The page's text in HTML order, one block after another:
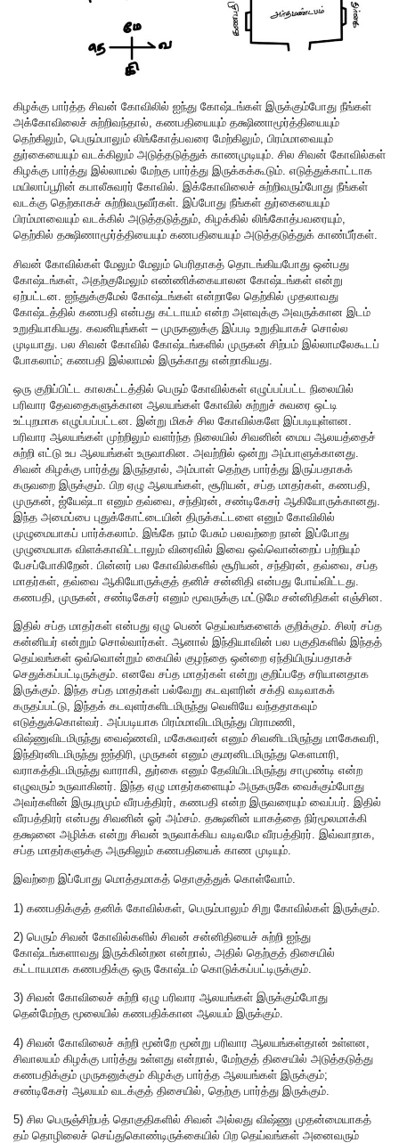
கிழக்கு பார்த்த சிவன் கோவிலில் ஐந்து கோஷ்டங்கள் இருக்கும்போது நீங்கள்
அக்கோவிலைச் சுற்றிவந்தால், கணபதியையும் தக்ஷிணாமூர்த்தியையும்
தெற்கிலும், பெரும்பாலும் லிங்கோத்பவரை மேற்கிலும், பிரம்மாவையும்
துர்கையையும் வடக்கிலும் அடுத்தடுத்துக் காணமுடியும். சில சிவன் கோவில்கள்
கிழக்கு பார்த்து இல்லாமல் மேற்கு பார்த்து இருக்கக்கூடும். எடுத்துக்காட்டாக
மயிலாப்பூரின் கபாலீசுவரர் கோவில். இக்கோவிலைச் சுற்றிவரும்போது நீங்கள்
வடக்கு தெற்காகச் சுற்றிவருவீர்கள். இப்போது நீங்கள் துர்கையையும்
பிரம்மாவையும் வடக்கில் அடுத்தடுத்தும், கிழக்கில் லிங்கோத்பவரையும்,
தெற்கில் தக்ஷிணாமூர்த்தியையும் கணபதியையும் அடுத்தடுத்துக் காண்பீர்கள்.
சிவன் கோவில்கள் மேலும் மேலும் பெரிதாகத் தொடங்கியபோது ஒன்பது
கோஷ்டங்கள், அதற்குமேலும் எண்ணிக்கையாலன கோஷ்டங்கள் என்று
ஏற்பட்டன. ஐந்துக்குமேல் கோஷ்டங்கள் என்றாலே தெற்கில் முதலாவது
கோஷ்டத்தில் கணபதி என்பது கட்டாயம் என்ற அளவுக்கு அவருக்கான இடம்
உறுதியாகியது. கவனியுங்கள் – முருகனுக்கு இப்படி உறுதியாகச் சொல்ல
முடியாது. பல சிவன் கோவில் கோஷ்டங்களில் முருகன் சிற்பம் இல்லாமலேகூடப்
போகலாம்; கணபதி இல்லாமல் இருக்காது என்றாகியது.
ஒரு குறிப்பிட்ட காலகட்டத்தில் பெரும் கோவில்கள் எழுப்பப்பட்ட நிலையில்
பரிவார தேவதைகளுக்கான ஆலயங்கள் கோவில் சுற்றுச் சுவரை ஒட்டி
உட்புறமாக எழுப்பப்பட்டன. இன்று மிகச் சில கோவில்களே இப்படியுள்ளன.
பரிவார ஆலயங்கள் முற்றிலும் வளர்ந்த நிலையில் சிவனின் மைய ஆலயத்தைச்
சுற்றி எட்டு உப ஆலயங்கள் உருவாகின. அவற்றில் ஒன்று அம்பாளுக்கானது.
சிவன் கிழக்கு பார்த்து இருந்தால், அம்பாள் தெற்கு பார்த்து இருப்பதாகக்
கருவறை இருக்கும். பிற ஏழு ஆலயங்கள், சூரியன், சப்த மாதர்கள், கணபதி,
முருகன், ஜ்யேஷ்டா எனும் தவ்வை, சந்திரன், சண்டிகேசர் ஆகியோருக்கானது.
இந்த அமைப்பை புதுக்கோட்டையின் திருக்கட்டளை எனும் கோவிலில்
முழுமையாகப் பார்க்கலாம். இங்கே நாம் பேசும் பலவற்றை நான் இப்போது
முழுமையாக விளக்காவிட்டாலும் விரைவில் இவை ஒவ்வொன்றைப் பற்றியும்
பேசப்போகிறேன். பின்னர் பல கோவில்களில் சூரியன், சந்திரன், தவ்வை, சப்த
மாதர்கள், தவ்வை ஆகியோருக்குத் தனிச் சன்னிதி என்பது போய்விட்டது.
கணபதி, முருகன், சண்டிகேசர் எனும் மூவருக்கு மட்டுமே சன்னிதிகள் எஞ்சின.
இதில் சப்த மாதர்கள் என்பது ஏழு பெண் தெய்வங்களைக் குறிக்கும். சிலர் சப்த
கன்னியர் என்றும் சொல்வார்கள். ஆனால் இந்தியாவின் பல பகுதிகளில் இந்தத்
தெய்வங்கள் ஒவ்வொன்றும் கையில் குழந்தை ஒன்றை ஏந்தியிருப்பதாகச்
செதுக்கப்பட்டிருக்கும். எனவே சப்த மாதர்கள் என்று குறிப்பதே சரியானதாக
இருக்கும். இந்த சப்த மாதர்கள் பல்வேறு கடவுளரின் சக்தி வடிவாகக்
கருதப்பட்டு, இந்தக் கடவுளர்களிடமிருந்து வெளியே வந்ததாகவும்
எடுத்துக்கொள்வர். அப்படியாக பிரம்மாவிடமிருந்து பிராமணி,
விஷ்ணுவிடமிருந்து வைஷ்ணவி, மகேசுவரன் எனும் சிவனிடமிருந்து மாகேசுவரி,
இந்திரனிடமிருந்து ஐந்திரி, முருகன் எனும் குமரனிடமிருந்து கௌமாரி,
வராகத்திடமிருந்து வாராகி, துர்கை எனும் தேவியிடமிருந்து சாமுண்டி என்ற
எழுவரும் உருவாகினர். இந்த ஏழு மாதர்களையும் அருகருகே வைக்கும்போது
அவர்களின் இருபுறமும் வீரபத்திரர், கணபதி என்ற இருவரையும் வைப்பர். இதில்
வீரபத்திரர் என்பது சிவனின் ஓர் அம்சம். தக்ஷனின் யாகத்தை நிர்மூலமாக்கி
தக்ஷனை அழிக்க என்று சிவன் உருவாக்கிய வடிவமே வீரபத்திரர். இவ்வாறாக,
சப்த மாதர்களுக்கு அருகிலும் கணபதியைக் காண முடியும்.
இவற்றை இப்போது மொத்தமாகத் தொகுத்துக் கொள்வோம்.
1) கணபதிக்குத் தனிக் கோவில்கள், பெரும்பாலும் சிறு கோவில்கள் இருக்கும்.
2) பெரும் சிவன் கோவில்களில் சிவன் சன்னிதியைச் சுற்றி ஐந்து
கோஷ்டங்களாவது இருக்கின்றன என்றால், அதில் தெற்குத் திசையில்
கட்டாயமாக கணபதிக்கு ஒரு கோஷ்டம் கொடுக்கப்பட்டிருக்கும்.
3) சிவன் கோவிலைச் சுற்றி ஏழு பரிவார ஆலயங்கள் இருக்கும்போது
தென்மேற்கு மூலையில் கணபதிக்கான ஆலயம் இருக்கும்.
4) சிவன் கோவிலைச் சுற்றி மூன்றே மூன்று பரிவார ஆலயங்கள்தான் உள்ளன,
சிவாலயம் கிழக்கு பார்த்து உள்ளது என்றால், மேற்குத் திசையில் அடுத்தடுத்து
கணபதிக்கும் முருகனுக்கும் கிழக்கு பார்த்த ஆலயங்கள் இருக்கும்;
சண்டிகேசர் ஆலயம் வடக்குத் திசையில், தெற்கு பார்த்து இருக்கும்.
5) சில பெருஞ்சிற்பத் தொகுதிகளில் சிவன் அல்லது விஷ்ணு முதன்மையாகத்
தம் தொழிலைச் செய்துகொண்டிருக்கையில் பிற தெய்வங்கள் அனைவரும்